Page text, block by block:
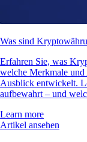
Was sind
Erfahren Sie, was
welche Merkmale
Ausblick entwickelt.
aufbewahrt – und
Learn more
Artikel ansehen